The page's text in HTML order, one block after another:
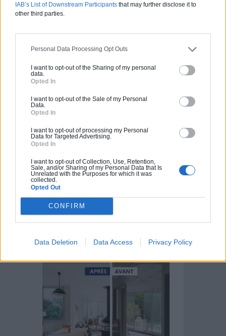
IAB’s List of Downstream Participants that may further disclose it to
other third parties.
Personal Data Processing Opt Outs
I want to opt-out of the Sharing of my personal
data.
Opted In
I want to opt-out of the Sale of my Personal
Data.
Opted In
I want to opt-out of processing my Personal
Data for Targeted Advertising.
Opted In
I want to opt-out of Collection, Use, Retention,
Sale, and/or Sharing of my Personal Data that Is
Unrelated with the Purposes for which it was
collected.
Opted Out
CONFIRM
Data Deletion Data Access Privacy Policy
Aucun article similaire.
PARTAGER SUR
Rénovation complète d’une maison
Estimez gratuitement